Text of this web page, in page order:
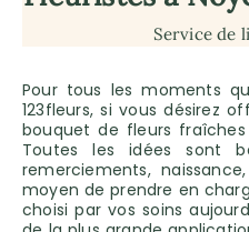
Service de
Pour tous les moments
123fleurs, si vous désirez
bouquet de fleurs fraîches
Toutes les idées sont
remerciements,
moyen de prendre en
choisi par vos soins